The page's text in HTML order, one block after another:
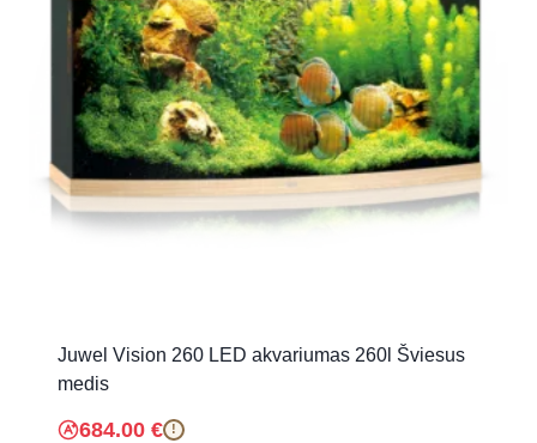
Juwel Vision 260 LED akvariumas 260l Šviesus
medis
684.00 € !